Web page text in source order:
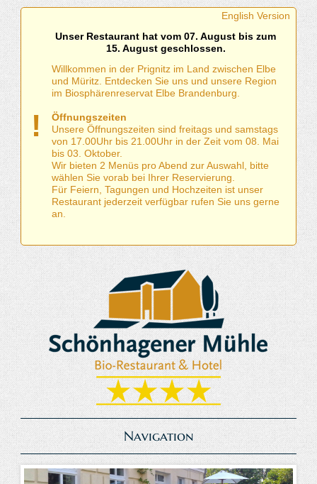
!
Unser Restaurant hat vom 07. August bis zum
15. August geschlossen.
Willkommen in der Prignitz im Land zwischen Elbe
und Müritz. Entdecken Sie uns und unsere Region
im Biosphärenreservat Elbe Brandenburg.
Öffnungszeiten
Unsere Öffnungszeiten sind freitags und samstags
von 17.00Uhr bis 21.00Uhr in der Zeit vom 08. Mai
bis 03. Oktober.
Wir bieten 2 Menüs pro Abend zur Auswahl, bitte
wählen Sie vorab bei Ihrer Reservierung.
Für Feiern, Tagungen und Hochzeiten ist unser
Restaurant jederzeit verfügbar rufen Sie uns gerne
an.
English Version
Navigation